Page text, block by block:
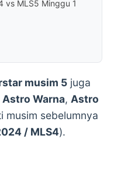
vs MLS5 Minggu 1
musim 5 juga
Astro Warna, Astro
musim sebelumnya
/ MLS4).